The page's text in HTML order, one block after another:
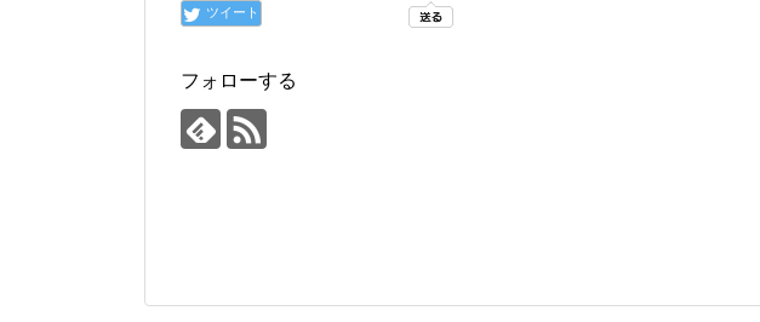
ツイート
フォローする